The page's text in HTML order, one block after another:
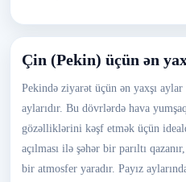
Çin (Pekin) üçün ən
Pekində ziyarət üçün ən yaxşı
aylarıdır. Bu dövrlərdə hava
gözəlliklərini kəşf etmək üçün
açılması ilə şəhər bir parıltı
bir atmosfer yaradır. Payız